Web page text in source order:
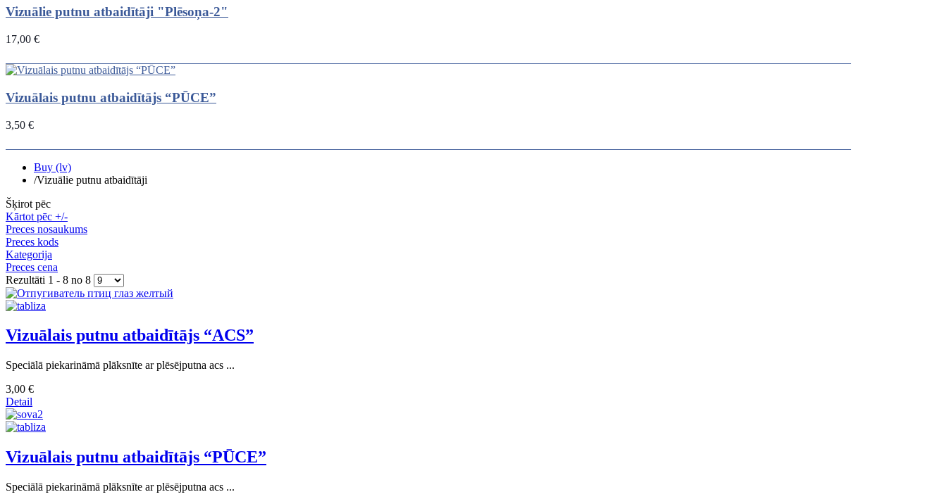
Vizuālie putnu atbaidītāji "Plēsoņa-2"
17,00 €
Vizuālais putnu atbaidītājs “PŪСЕ”
3,50 €
Buy (lv)
/Vizuālie putnu atbaidītāji
Šķirot pēc
Kārtot pēc +/-
Preces nosaukums
Preces kods
Kategorija
Preces cena
Rezultāti 1 - 8 no 8
Vizuālais putnu atbaidītājs “ACS”
Speciālā piekarināmā plāksnīte ar plēsējputna acs ...
3,00 €
Detail
Vizuālais putnu atbaidītājs “PŪСЕ”
Speciālā piekarināmā plāksnīte ar plēsējputna acs ...